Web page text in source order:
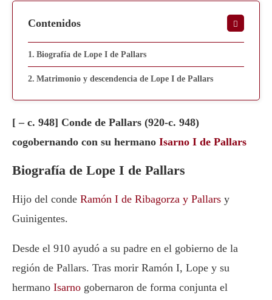
Contenidos
Biografía de Lope I de Pallars
Matrimonio y descendencia de Lope I de Pallars
[ – c. 948] Conde de Pallars (920-c. 948)
cogobernando con su hermano Isarno I de Pallars
Biografía de Lope I de Pallars
Hijo del conde Ramón I de Ribagorza y Pallars y
Guinigentes.
Desde el 910 ayudó a su padre en el gobierno de la
región de Pallars. Tras morir Ramón I, Lope y su
hermano Isarno gobernaron de forma conjunta el